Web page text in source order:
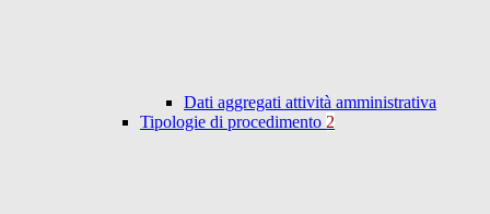
Dati aggregati attività amministrativa
Tipologie di procedimento 2